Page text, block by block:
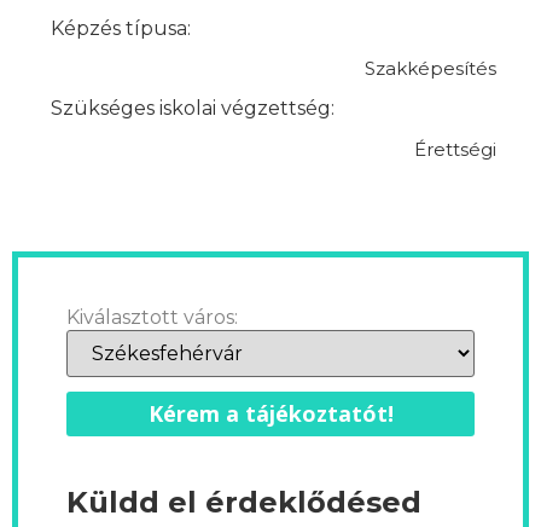
Képzés típusa:
Szakképesítés
Szükséges iskolai végzettség:
Érettségi
Kiválasztott város:
Kérem a tájékoztatót!
Küldd el érdeklődésed